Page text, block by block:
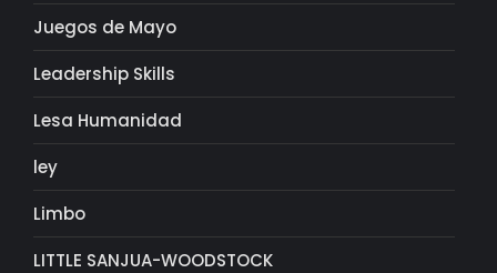
Juegos de Mayo
Leadership Skills
Lesa Humanidad
ley
Limbo
LITTLE SANJUA-WOODSTOCK